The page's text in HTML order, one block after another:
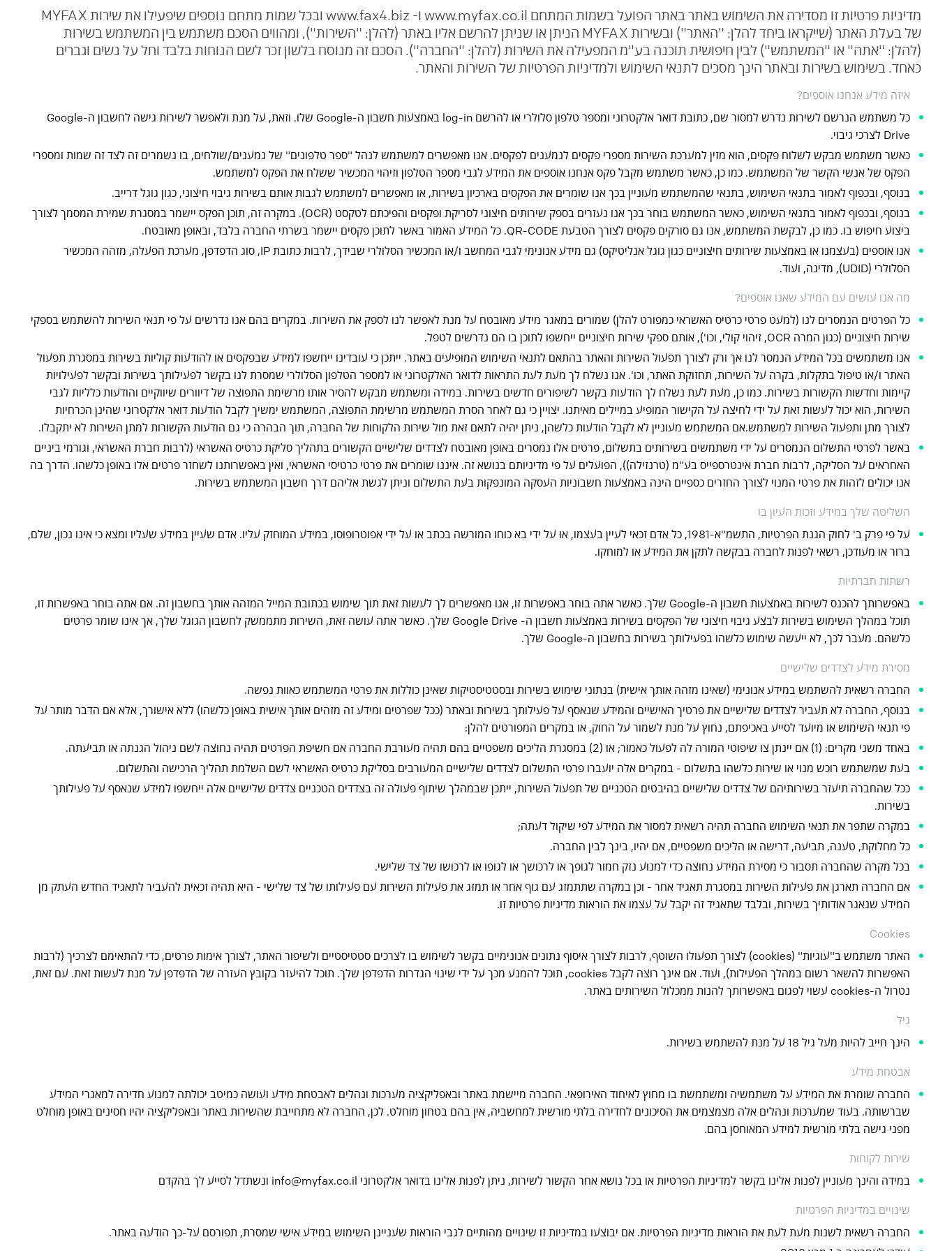
מדיניות פרטיות זו מסדירה את השימוש באתר באתר הפועל בשמות המתחם www.myfax.co.il ו- www.fax4.biz ובכל שמות מתחם נוספים שיפעילו את שירות MYFAX
של בעלת האתר (שייקראו ביחד להלן: "האתר") ובשירות MYFAX הניתן או שניתן להרשם אליו באתר (להלן: "השירות"), ומהווים הסכם משתמש בין המשתמש בשירות
(להלן: "אתה" או "המשתמש") לבין חיפושית תוכנה בע"מ המפעילה את השירות (להלן: "החברה"). הסכם זה מנוסח בלשון זכר לשם הנוחות בלבד וחל על נשים וגברים
כאחד. בשימוש בשירות ובאתר הינך מסכים לתנאי השימוש ולמדיניות הפרטיות של השירות והאתר.
איזה מידע אנחנו אוספים?
כל משתמש הנרשם לשירות נדרש למסור שם, כתובת דואר אלקטרוני ומספר טלפון סלולרי או להרשם log-in באמצעות חשבון ה-Google שלו. וזאת, על מנת ולאפשר לשירות גישה לחשבון ה-Google
Drive לצרכי גיבוי.
כאשר משתמש מבקש לשלוח פקסים, הוא מזין למערכת השירות מספרי פקסים לנמענים לפקסים. אנו מאפשרים למשתמש לנהל "ספר טלפונים" של נמענים/שולחים, בו נשמרים זה לצד זה שמות ומספרי
הפקס של אנשי הקשר של המשתמש. כמו כן, כאשר משתמש מקבל פקס אנחנו אוספים את המידע לגבי מספר הטלפון וזיהוי המכשיר ששלח את הפקס למשתמש.
בנוסף, ובכפוף לאמור בתנאי השימוש, בתנאי שהמשתמש מעוניין בכך אנו שומרים את הפקסים בארכיון בשירות, או מאפשרים למשתמש לגבות אותם בשירות גיבוי חיצוני, כגון גוגל דרייב.
בנוסף, ובכפוף לאמור בתנאי השימוש, כאשר המשתמש בוחר בכך אנו נעזרים בספק שירותים חיצוני לסריקת ופקסים והפיכתם לטקסט (OCR). במקרה זה, תוכן הפקס יישמר במסגרת שמירת המסמך לצורך
ביצוע חיפוש בו. כמו כן, לבקשת המשתמש, אנו גם סורקים פקסים לצורך הטבעת QR-CODE. כל המידע האמור באשר לתוכן פקסים יישמר בשרתי החברה בלבד, ובאופן מאובטח.
אנו אוספים (בעצמנו או באמצעות שירותים חיצוניים כגון גוגל אנליטיקס) גם מידע אנונימי לגבי המחשב ו/או המכשיר הסלולרי שבידך, לרבות כתובת IP, סוג הדפדפן, מערכת הפעלה, מזהה המכשיר
הסלולרי (UDID), מדינה, ועוד.
מה אנו עושים עם המידע שאנו אוספים?
כל הפרטים הנמסרים לנו (למעט פרטי כרטיס האשראי כמפורט להלן) שמורים במאגר מידע מאובטח על מנת לאפשר לנו לספק את השירות. במקרים בהם אנו נדרשים על פי תנאי השירות להשתמש בספקי
שירות חיצוניים (כגון המרה OCR, זיהוי קולי, וכו'), אותם ספקי שירות חיצוניים ייחשפו לתוכן בו הם נדרשים לטפל.
אנו משתמשים בכל המידע הנמסר לנו אך ורק לצורך תפעול השירות והאתר בהתאם לתנאי השימוש המופיעים באתר. ייתכן כי עובדינו ייחשפו למידע שבפקסים או להודעות קוליות בשירות במסגרת תפעול
האתר ו/או טיפול בתקלות, בקרה על השירות, תחזוקת האתר, וכו'. אנו נשלח לך מעת לעת התראות לדואר האלקטרוני או למספר הטלפון הסלולרי שמסרת לנו בקשר לפעילותך בשירות ובקשר לפעילויות
קיימות וחדשות הקשורות בשירות. כמו כן, מעת לעת נשלח לך הודעות בקשר לשיפורים חדשים בשירות. במידה ומשתמש מבקש להסיר אותו מרשימת התפוצה של דיוורים שיווקיים והודעות כלליות לגבי
השירות, הוא יכול לעשות זאת על ידי לחיצה על הקישור המופיע במיילים מאיתנו. יצויין כי גם לאחר הסרת המשתמש מרשימת התפוצה, המשתמש ימשיך לקבל הודעות דואר אלקטרוני שהינן הכרחיות
לצורך מתן ותפעול השירות למשתמש.אם המשתמש מעוניין לא לקבל הודעות כלשהן, ניתן יהיה לתאם זאת מול שירות הלקוחות של החברה, תוך הבהרה כי גם הודעות הקשורות למתן השירות לא יתקבלו.
באשר לפרטי התשלום הנמסרים על ידי משתמשים בשירותים בתשלום, פרטים אלו נמסרים באופן מאובטח לצדדים שלישיים הקשורים בתהליך סליקת כרטיס האשראי (לרבות חברת האשראי, וגורמי ביניים
האחראים על הסליקה, לרבות חברת אינטרספייס בע"מ (טרנזילה)), הפועלים על פי מדיניותם בנושא זה. איננו שומרים את פרטי כרטיסי האשראי, ואין באפשרותנו לשחזר פרטים אלו באופן כלשהו. הדרך בה
אנו יכולים לזהות את פרטי המנוי לצורך החזרים כספיים הינה באמצעות חשבוניות העסקה המונפקות בעת התשלום וניתן לגשת אליהם דרך חשבון המשתמש בשירות.
השליטה שלך במידע וזכות העיון בו
על פי פרק ב' לחוק הגנת הפרטיות, התשמ"א-1981, כל אדם זכאי לעיין בעצמו, או על ידי בא כוחו המורשה בכתב או על ידי אפוטרופוסו, במידע המוחזק עליו. אדם שעיין במידע שעליו ומצא כי אינו נכון, שלם,
ברור או מעודכן, רשאי לפנות לחברה בבקשה לתקן את המידע או למוחקו.
רשתות חברתיות
באפשרותך להכנס לשירות באמצעות חשבון ה-Google שלך. כאשר אתה בוחר באפשרות זו, אנו מאפשרים לך לעשות זאת תוך שימוש בכתובת המייל המזהה אותך בחשבון זה. אם אתה בוחר באפשרות זו,
תוכל במהלך השימוש בשירות לבצע גיבוי חיצוני של הפקסים בשירות באמצעות חשבון ה- Google Drive שלך. כאשר אתה עושה זאת, השירות מתממשק לחשבון הגוגל שלך, אך אינו שומר פרטים
כלשהם. מעבר לכך, לא ייעשה שימוש כלשהו בפעילותך בשירות בחשבון ה-Google שלך.
מסירת מידע לצדדים שלישיים
החברה רשאית להשתמש במידע אנונימי (שאינו מזהה אותך אישית) בנתוני שימוש בשירות ובסטטיסטיקות שאינן כוללות את פרטי המשתמש כאוות נפשה.
בנוסף, החברה לא תעביר לצדדים שלישיים את פרטיך האישיים והמידע שנאסף על פעילותך בשירות ובאתר (ככל שפרטים ומידע זה מזהים אותך אישית באופן כלשהו) ללא אישורך, אלא אם הדבר מותר על
פי תנאי השימוש או מיועד לסייע באכיפתם, נחוץ על מנת לשמור על החוק, או במקרים המפורטים להלן:
באחד משני מקרים: (1) אם יינתן צו שיפוטי המורה לה לפעול כאמור; או (2) במסגרת הליכים משפטיים בהם תהיה מעורבת החברה אם חשיפת הפרטים תהיה נחוצה לשם ניהול הגנתה או תביעתה.
בעת שמשתמש רוכש מנוי או שירות כלשהו בתשלום - במקרים אלה יועברו פרטי התשלום לצדדים שלישיים המעורבים בסליקת כרטיס האשראי לשם השלמת תהליך הרכישה והתשלום.
ככל שהחברה תיעזר בשירותיהם של צדדים שלישיים בהיבטים הטכניים של תפעול השירות, ייתכן שבמהלך שיתוף פעולה זה בצדדים הטכניים צדדים שלישיים אלה ייחשפו למידע שנאסף על פעילותך
בשירות.
במקרה שתפר את תנאי השימוש החברה תהיה רשאית למסור את המידע לפי שיקול דעתה;
כל מחלוקת, טענה, תביעה, דרישה או הליכים משפטיים, אם יהיו, בינך לבין החברה.
בכל מקרה שהחברה תסבור כי מסירת המידע נחוצה כדי למנוע נזק חמור לגופך או לרכושך או לגופו או לרכושו של צד שלישי.
אם החברה תארגן את פעילות השירות במסגרת תאגיד אחר - וכן במקרה שתתמזג עם גוף אחר או תמזג את פעילות השירות עם פעילותו של צד שלישי - היא תהיה זכאית להעביר לתאגיד החדש העתק מן
המידע שנאגר אודותיך בשירות, ובלבד שתאגיד זה יקבל על עצמו את הוראות מדיניות פרטיות זו.
Cookies
האתר משתמש ב"עוגיות" (cookies) לצורך תפעולו השוטף, לרבות לצורך איסוף נתונים אנונימיים בקשר לשימוש בו לצרכים סטטיסטיים ולשיפור האתר, לצורך אימות פרטים, כדי להתאימם לצרכיך (לרבות
האפשרות להשאר רשום במהלך הפעילות), ועוד. אם אינך רוצה לקבל cookies, תוכל להמנע מכך על ידי שינוי הגדרות הדפדפן שלך. תוכל להיעזר בקובץ העזרה של הדפדפן על מנת לעשות זאת. עם זאת,
נטרול ה-cookies עשוי לפגום באפשרותך להנות ממכלול השירותים באתר.
גיל
הינך חייב להיות מעל גיל 18 על מנת להשתמש בשירות.
אבטחת מידע
החברה שומרת את המידע על משתמשיה ומשתמשת בו מחוץ לאיחוד האירופאי. החברה מיישמת באתר ובאפליקציה מערכות ונהלים לאבטחת מידע ועושה כמיטב יכולתה למנוע חדירה למאגרי המידע
שברשותה. בעוד שמערכות ונהלים אלה מצמצמים את הסיכונים לחדירה בלתי מורשית למחשביה, אין בהם בטחון מוחלט. לכן, החברה לא מתחייבת שהשירות באתר ובאפליקציה יהיו חסינים באופן מוחלט
מפני גישה בלתי מורשית למידע המאוחסן בהם.
שירות לקוחות
במידה והינך מעוניין לפנות אלינו בקשר למדיניות הפרטיות או בכל נושא אחר הקשור לשירות, ניתן לפנות אלינו בדואר אלקטרוני info@myfax.co.il ונשתדל לסייע לך בהקדם
שינויים במדיניות הפרטיות
החברה רשאית לשנות מעת לעת את הוראות מדיניות הפרטיות. אם יבוצעו במדיניות זו שינויים מהותיים לגבי הוראות שעניינן השימוש במידע אישי שמסרת, תפורסם על-כך הודעה באתר.